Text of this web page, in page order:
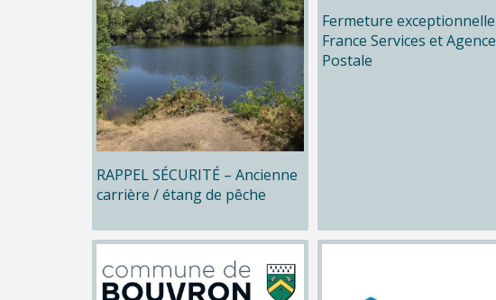
RAPPEL SÉCURITÉ – Ancienne
carrière / étang de pêche
Fermeture exceptionnelle
France Services et Agence
Postale